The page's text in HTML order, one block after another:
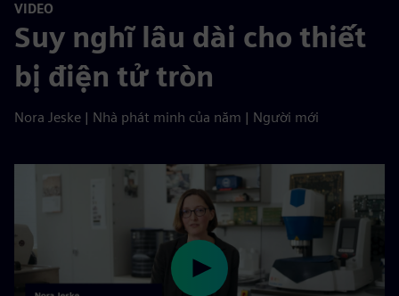
VIDEO
Suy nghĩ lâu dài cho thiết
bị điện tử tròn
Nora Jeske | Nhà phát minh của năm | Người mới
Play